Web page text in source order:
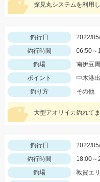
釣行日
2022/
釣行時間
06:50～
釣場
南伊豆
ポイント
中木港
釣り方
その他
大型アオリイカ釣れて
釣行日
2022/
釣行時間
18:00～
釣場
敦賀エ